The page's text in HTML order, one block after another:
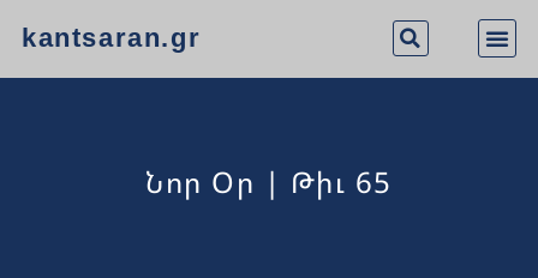
kantsaran.gr
Նոր Օր | Թիւ 65